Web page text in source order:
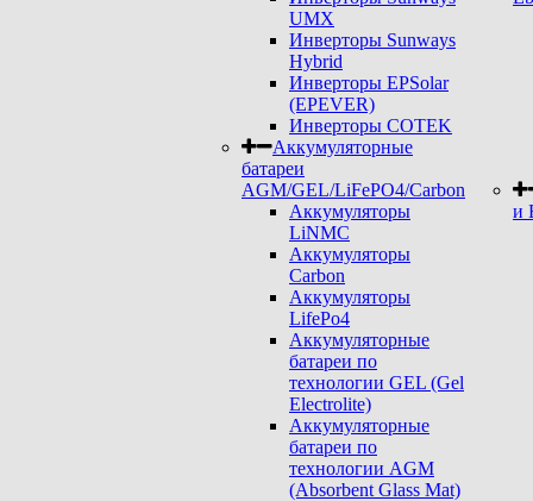
UMX
Инверторы Sunways
Hybrid
Инверторы EPSolar
(EPEVER)
Инверторы COTEK
Аккумуляторные
батареи
AGM/GEL/LiFePO4/Carbon
Аккумуляторы
LiNMC
Аккумуляторы
Carbon
Аккумуляторы
LifePo4
Аккумуляторные
батареи по
технологии GEL (Gel
Electrolite)
Аккумуляторные
батареи по
технологии AGM
(Absorbent Glass Mat)
и